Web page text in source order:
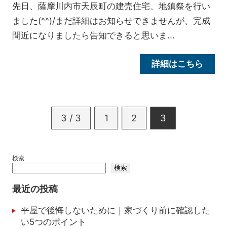
先日、薩摩川内市天辰町の建売住宅、地鎮祭を行い
ました(^^)/まだ詳細はお知らせできませんが、完成
間近になりましたら告知できると思いま...
詳細はこちら
3 / 3 1 2 3
検索
検索
最近の投稿
平屋で後悔しないために｜家づくり前に確認した
い5つのポイント